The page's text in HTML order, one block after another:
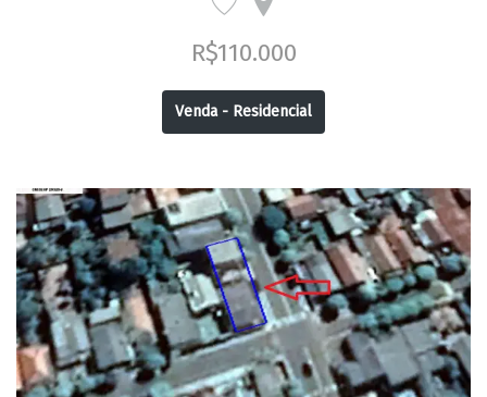
R$110.000
Venda - Residencial